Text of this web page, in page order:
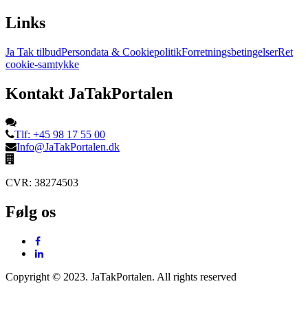
Links
Ja Tak tilbudPersondata & CookiepolitikForretningsbetingelserRet
cookie-samtykke
Kontakt JaTakPortalen
Tlf: +45 98 17 55 00
Info@JaTakPortalen.dk
CVR: 38274503
Følg os
Copyright © 2023. JaTakPortalen. All rights reserved